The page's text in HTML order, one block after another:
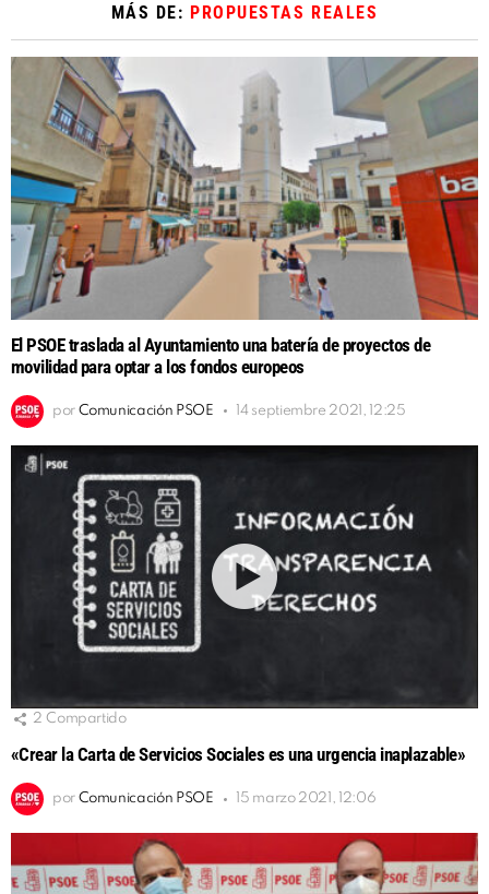
MÁS DE: PROPUESTAS REALES
El PSOE traslada al Ayuntamiento una batería de proyectos de
movilidad para optar a los fondos europeos
por Comunicación PSOE 14 septiembre 2021, 12:25
2 Compartido
«Crear la Carta de Servicios Sociales es una urgencia inaplazable»
por Comunicación PSOE 15 marzo 2021, 12:06